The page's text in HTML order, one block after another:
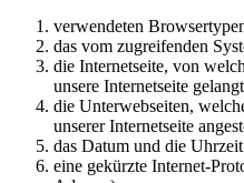
verwendeten
das vom zugreifenden
die Internetseite, von
unsere Internetseite
die Unterwebseiten,
unserer Internetseite
das Datum und die
eine gekürzte Internet-